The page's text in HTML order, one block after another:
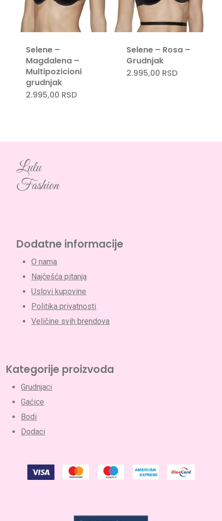
Nema proizvoda u korpi.
Selene –
Magdalena –
Multipozicioni
grudnjak
2.995,00 RSD
Selene – Rosa –
Grudnjak
2.995,00 RSD
Lulu
Fashion
Dodatne informacije
O nama
Najčešća pitanja
Uslovi kupovine
Politika privatnosti
Veličine svih brendova
Kategorije proizvoda
Grudnjaci
Gaćice
Bodi
Dodaci